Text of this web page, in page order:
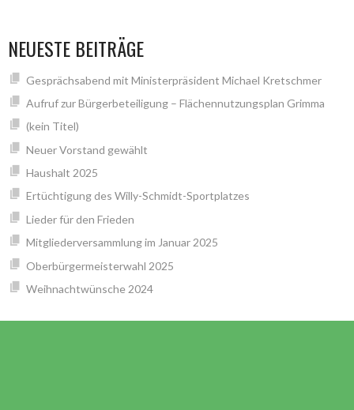
NEUESTE BEITRÄGE
Gesprächsabend mit Ministerpräsident Michael Kretschmer
Aufruf zur Bürgerbeteiligung – Flächennutzungsplan Grimma
(kein Titel)
Neuer Vorstand gewählt
Haushalt 2025
Ertüchtigung des Willy-Schmidt-Sportplatzes
Lieder für den Frieden
Mitgliederversammlung im Januar 2025
Oberbürgermeisterwahl 2025
Weihnachtwünsche 2024